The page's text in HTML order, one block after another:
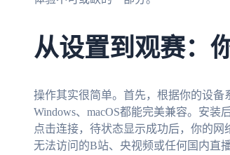
从设置到观赛：
操作其实很简单。首先，根据你的设备
Windows、macOS都能完美兼容。安装
点击连接，待状态显示成功后，你的
无法访问的B站、央视频或任何国内直